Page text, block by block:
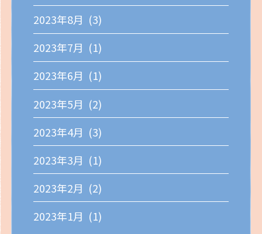
2023年8月 (3)
2023年7月 (1)
2023年6月 (1)
2023年5月 (2)
2023年4月 (3)
2023年3月 (1)
2023年2月 (2)
2023年1月 (1)